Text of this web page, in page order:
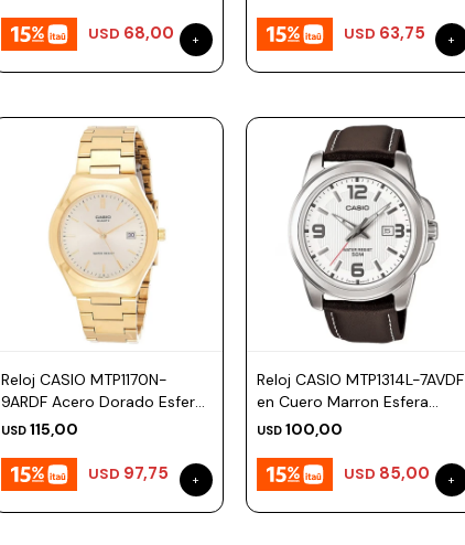
USD 68,00 USD 63,75
Reloj CASIO MTP1170N-
9ARDF Acero Dorado Esfera
38mm
USD 115,00
USD 97,75
Reloj CASIO MTP1314L-7AVDF
en Cuero Marron Esfera
45mm
USD 100,00
USD 85,00